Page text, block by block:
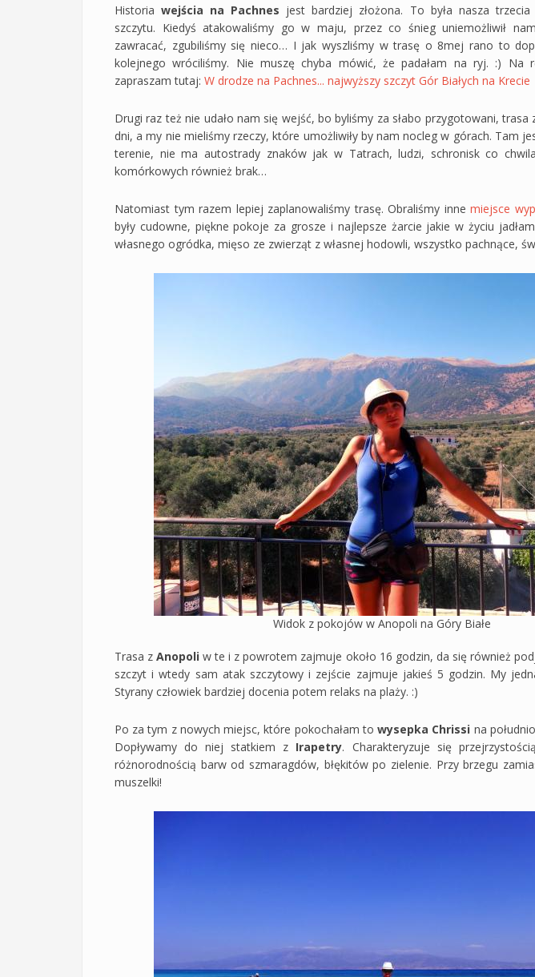
Historiawejścia na Pachnes jest bardziej złożona. To była nasza
szczytu. Kiedyś atakowaliśmy go w maju, przez co śnieg uniemożliwił
zawracać, zgubiliśmy się nieco… I jak wyszliśmy w trasę o 8mej rano to
kolejnego wróciliśmy. Nie muszę chyba mówić, że padałam na ryj. :) Na
zapraszam tutaj: W drodze na Pachnes... najwyższy szczyt Gór Białych na Krecie
Drugi raz też nie udało nam się wejść, bo byliśmy za słabo przygotowani, trasa
dni, a my nie mieliśmy rzeczy, które umożliwiły by nam nocleg w górach. Tam
terenie, nie ma autostrady znaków jak w Tatrach, ludzi, schronisk co
komórkowych również brak…
Natomiast tym razem lepiej zaplanowaliśmy trasę. Obraliśmy innemiejsce
były cudowne, piękne pokoje za grosze i najlepsze żarcie jakie w życiu
własnego ogródka, mięso ze zwierząt z własnej hodowli, wszystko pachnące,
Widok z pokojów w Anopoli na Góry Białe
Trasa zAnopoli w te i z powrotem zajmuje około 16 godzin, da się również
szczyt i wtedy sam atak szczytowy i zejście zajmuje jakieś 5 godzin. My
Styrany człowiek bardziej docenia potem relaks na plaży. :)
Po za tym z nowych miejsc, które pokochałam towysepka Chrissi na
Dopływamy do niej statkiem z Irapetry. Charakteryzuje się
różnorodnością barw od szmaragdów, błękitów po zielenie. Przy brzegu
muszelki!